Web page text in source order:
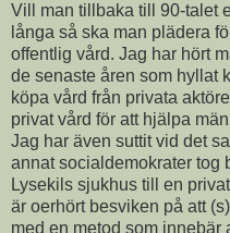
Vill man tillbaka till 90-talet
långa så ska man plädera
offentlig vård. Jag har hört
de senaste åren som hyllat
köpa vård från privata
privat vård för att hjälpa
Jag har även suttit vid det
annat socialdemokrater tog
Lysekils sjukhus till en
är oerhört besviken på att
med en metod som innebär